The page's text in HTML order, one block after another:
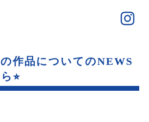
作品についてのNEWS
⭐︎